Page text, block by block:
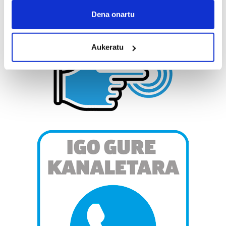
Collect information about your geographical
Identify your device by actively scanning it for
specific characteristics (fingerprinting)
Find out more about how your personal data is processed
and set your preferences in thedetails section
Guk eta gure bazkideek zure datu pertsonalak
teknologia erabiliz, cookieak adibidez, iragarki eta eduki
pertsonalizatuak eskaintzeko, iragarkiak eta edukia
neurtzeko, jendeari buruzko informazioa biltzeko eta
produktuak garatzeko. Zure datuak nork eta zertarako
erabiltzen dituen hauta dezakezu.
Bazkide batzuek ez dizute baimenik eskatzen, eta beren
interes komertzial legitimoetan babesten dira. Ikusi gure
Dena onartu
Aukeratu